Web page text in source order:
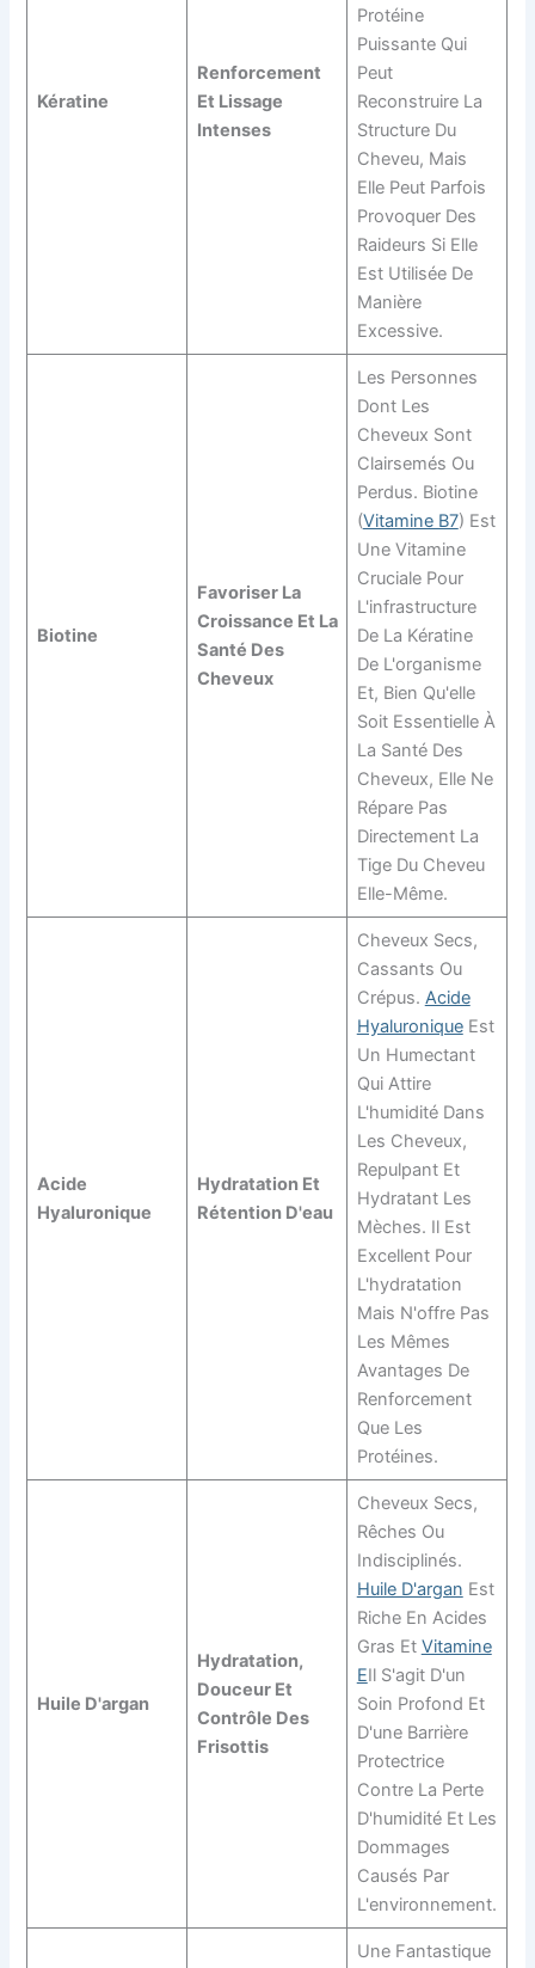
Kératine
Renforcement
Et Lissage
Intenses
Protéine
Puissante Qui
Peut
Reconstruire La
Structure Du
Cheveu, Mais
Elle Peut Parfois
Provoquer Des
Raideurs Si Elle
Est Utilisée De
Manière
Excessive.
Biotine
Favoriser La
Croissance Et La
Santé Des
Cheveux
Les Personnes
Dont Les
Cheveux Sont
Clairsemés Ou
Perdus. Biotine
(Vitamine B7) Est
Une Vitamine
Cruciale Pour
L'infrastructure
De La Kératine
De L'organisme
Et, Bien Qu'elle
Soit Essentielle À
La Santé Des
Cheveux, Elle Ne
Répare Pas
Directement La
Tige Du Cheveu
Elle-Même.
Acide
Hyaluronique
Hydratation Et
Rétention D'eau
Cheveux Secs,
Cassants Ou
Crépus. Acide
HyaluroniqueEst
Un Humectant
Qui Attire
L'humidité Dans
Les Cheveux,
Repulpant Et
Hydratant Les
Mèches. Il Est
Excellent Pour
L'hydratation
Mais N'offre Pas
Les Mêmes
Avantages De
Renforcement
Que Les
Protéines.
Huile D'argan
Hydratation,
Douceur Et
Contrôle Des
Frisottis
Cheveux Secs,
Rêches Ou
Indisciplinés.
Huile D'argan Est
Riche En Acides
Gras Et Vitamine
EIl S'agit D'un
Soin Profond Et
D'une Barrière
Protectrice
Contre La Perte
D'humidité Et Les
Dommages
Causés Par
L'environnement.
Une Fantastique